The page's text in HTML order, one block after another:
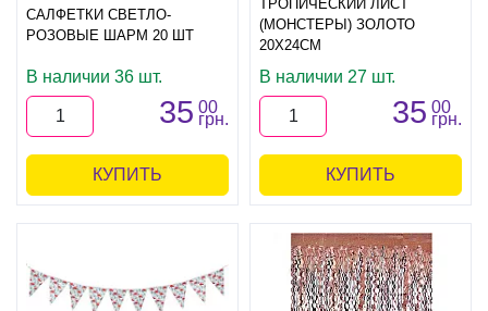
САЛФЕТКИ СВЕТЛО-
РОЗОВЫЕ ШАРМ 20 ШТ
В наличии 36 шт.
35 00
грн.
КУПИТЬ
ТРОПИЧЕСКИЙ ЛИСТ
(МОНСТЕРЫ) ЗОЛОТО
20Х24СМ
В наличии 27 шт.
35 00
грн.
КУПИТЬ